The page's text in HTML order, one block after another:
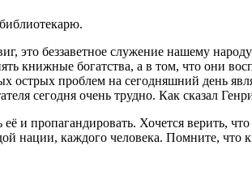
это беззаветное служение нашему
книжные богатства, а в том, что они
проблем на сегодняшний день
сегодня очень трудно. Как сказал
и пропагандировать. Хочется верить,
нации, каждого человека. Помните,